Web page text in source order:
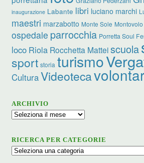
inaugurazione Labante libri luciano marchi
maestri marzabotto Monte Sole Montovolo
ospedale parrocchia Porretta Soul
loco Riola Rocchetta Matteiscuola
sport storia turismo
CulturaVideoteca
ARCHIVIO
Archivio
RICERCA PER CATEGORIE
Ricerca